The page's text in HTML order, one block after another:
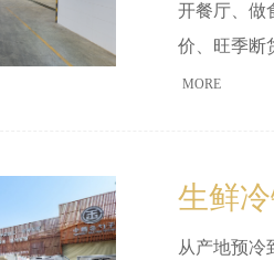
开餐厅、做
价、旺季断
面这些内
MORE
生鲜
从产地预冷